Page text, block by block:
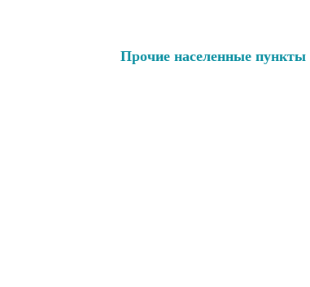
Прочие населенные пункты